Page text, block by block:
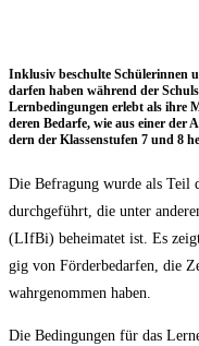
Inklu­siv beschul­te Schü­le­rin­nen
dar­fen haben wäh­rend der
Lern­be­din­gun­gen erlebt als ihre
de­ren Bedar­fe, wie aus einer der
dern der Klas­sen­stu­fen 7 und 8
Die Befra­gung wur­de als Teil
durch­ge­führt, die unter
(LIf­Bi) behei­ma­tet ist. Es
gig von För­der­be­dar­fen, die
wahr­ge­nom­men haben.
Die Bedin­gun­gen für das